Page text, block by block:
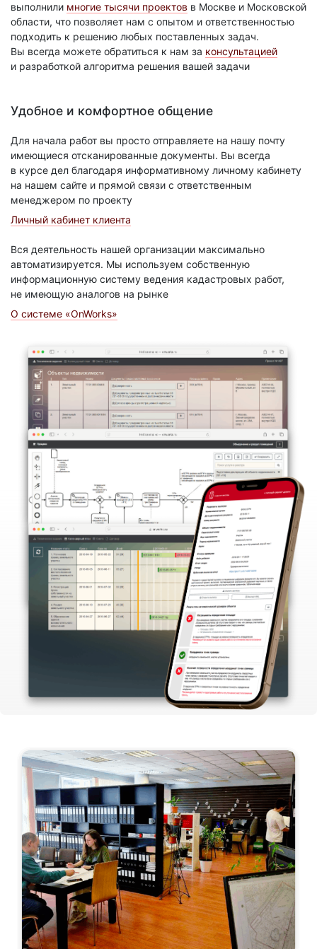
выполнили многие тысячи проектов в Москве и Московской
области, что позволяет нам с опытом и ответственностью
подходить к решению любых поставленных задач.
Вы всегда можете обратиться к нам за консультацией
и разработкой алгоритма решения вашей задачи
Удобное и комфортное общение
Для начала работ вы просто отправляете на нашу почту
имеющиеся отсканированные документы. Вы всегда
в курсе дел благодаря информативному личному кабинету
на нашем сайте и прямой связи с ответственным
менеджером по проекту
Личный кабинет клиента
Вся деятельность нашей организации максимально
автоматизируется. Мы используем собственную
информационную систему ведения кадастровых работ,
не имеющую аналогов на рынке
О системе «OnWorks»